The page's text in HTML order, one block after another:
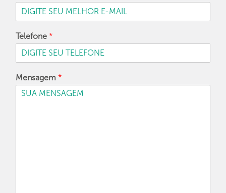
Telefone *
Mensagem *